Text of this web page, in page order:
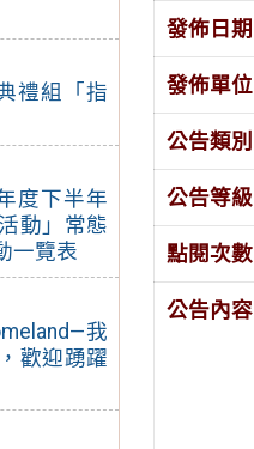
禮組「指
度下半年
動」常態
一覽表
我
歡迎踴躍
發佈日期
發佈單位
公告類別
公告等級
點閱次數
公告內容